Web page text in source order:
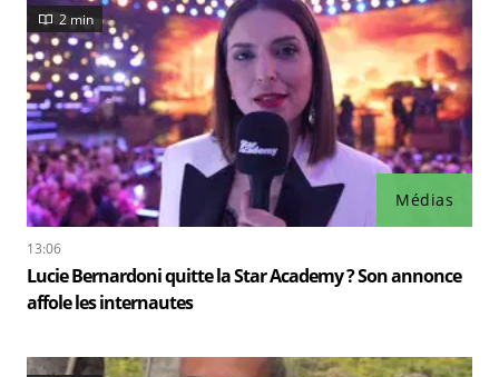
Médias
2 min
13:06
Lucie Bernardoni quitte la Star Academy ? Son annonce
affole les internautes